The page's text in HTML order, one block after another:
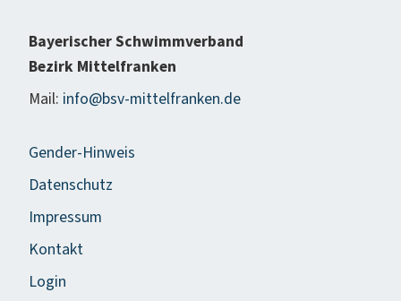
Bayerischer Schwimmverband
Bezirk Mittelfranken
Mail: info@bsv-mittelfranken.de
Gender-Hinweis
Datenschutz
Impressum
Kontakt
Login